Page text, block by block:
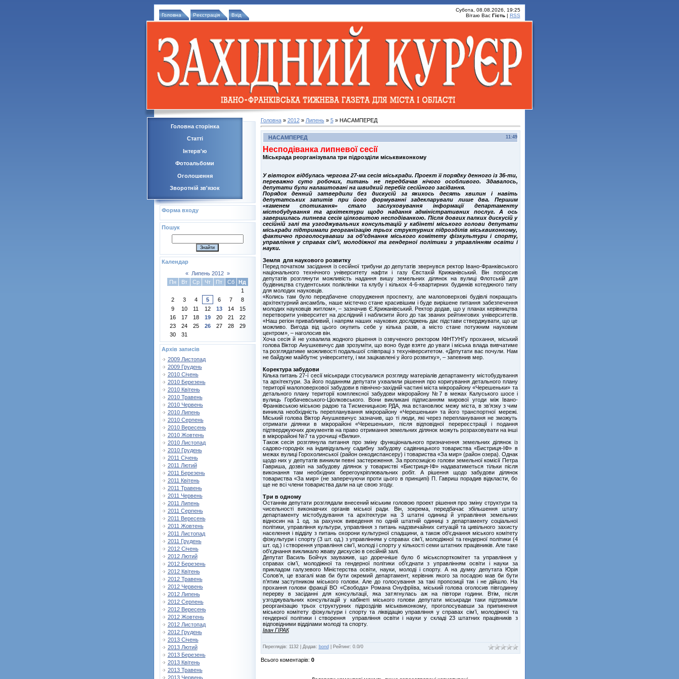
Головна Реєстрація Вхід
Субота, 08.08.2026, 19:25
Вітаю Вас Гість| RSS
Головна сторінка
Статті
Інтерв'ю
Фотоальбоми
Оголошення
Зворотній зв'язок
Форма входу
Пошук
Календар
«
Липень 2012 »
Пн
Вт Ср Чт Пт Сб
Нд
1
2
3 4 5 6 7
8
9
10 11 12 13 14
15
16
17 18 19 20 21
22
23
24 25 26 27 28
29
30
31
Архів записів
2009 Листопад
2009 Грудень
2010 Січень
2010 Березень
2010 Квітень
2010 Травень
2010 Червень
2010 Липень
2010 Серпень
2010 Вересень
2010 Жовтень
2010 Листопад
2010 Грудень
2011 Січень
2011 Лютий
2011 Березень
2011 Квітень
2011 Травень
2011 Червень
2011 Липень
2011 Серпень
2011 Вересень
2011 Жовтень
2011 Листопад
2011 Грудень
2012 Січень
2012 Лютий
2012 Березень
2012 Квітень
2012 Травень
2012 Червень
2012 Липень
2012 Серпень
2012 Вересень
2012 Жовтень
2012 Листопад
2012 Грудень
2013 Січень
2013 Лютий
2013 Березень
2013 Квітень
2013 Травень
2013 Червень
Головна» 2012 » Липень » 5» НАСАМПЕРЕД
11:49
НАСАМПЕРЕД
Несподіванка липневої сесії
Міськрада реорганізувала три підрозділи міськвиконкому
У вівторок відбулась чергова 27-ма сесія міськради. Проект її порядку денного із 36-ти,
переважно суто робочих, питань не передбачав нічого особливого. Здавалось,
депутати були налаштовані на швидкий перебіг сесійного засідання.
Порядок денний затвердили без дискусій за якихось десять хвилин і навіть
депутатських запитів при його формуванні задекларували лише два. Першим
«каменем спотикання» стало заслуховування інформації департаменту
містобудування та архітектури щодо надання адміністративних послуг. А ось
завершилась липнева сесія цілковитою несподіванкою. Після довгих палких дискусій у
сесійній залі та узгоджувальних консультацій у кабінеті міського голови депутати
міськради підтримали реорганізацію трьох структурних підрозділів міськвиконкому,
фактично проголосувавши за об’єднання міського комітету фізкультури і спорту,
управління у справах сім’ї, молодіжної та гендерної політики з управлінням освіти і
науки.
Земля для наукового розвитку
Перед початком засідання із сесійної трибуни до депутатів звернувся ректор Івано-Франківського
національного технічного університету нафти і газу Євстахій Крижанівський. Він попросив
депутатів розглянути можливість надання вишу земельних ділянок на вулиці Флотській для
будівництва студентських поліклініки та клубу і кількох 4-6-квартирних будинків котеджного типу
для молодих науковців.
«Колись там було передбачене спорудження проспекту, але малоповерхові будівлі покращать
архітектурний ансамбль, наше містечко стане красивішим і буде вирішене питання забезпечення
молодих науковців житлом», – зазначив Є.Крижанівський. Ректор додав, що у планах керівництва
перетворити університет на дослідний і наблизити його до так званих рейтингових університетів.
«Наш регіон привабливий, і напрям наших наукових досліджень дає підстави стверджувати, що це
можливо. Вигода від цього окупить себе у кілька разів, а місто стане потужним науковим
центром», – наголосив він.
Хоча сесія й не ухвалила жодного рішення із озвученого ректором ІФНТУНГу прохання, міський
голова Віктор Анушкевичус дав зрозуміти, що воно буде взяте до уваги і міська влада вивчатиме
та розглядатиме можливості подальшої співпраці з техуніверситетом. «Депутати вас почули. Нам
не байдуже майбутнє університету, і ми зацікавлені у його розвитку», – запевнив мер.
Коректура забудови
Кілька питань 27-ї сесії міськради стосувалися розгляду матеріалів департаменту містобудування
та архітектури. За його поданням депутати ухвалили рішення про коригування детального плану
території малоповерхової забудови в північно-західній частині міста мікрорайону «Черешеньки» та
детального плану території комплексної забудови мікрорайону №7 в межах Калуського шосе і
вулиць Горбачевського-Ціолковського. Вони викликані підписанням мирової угоди між Івано-
Франківською міською радою та Тисменицькою РДА, яка встановлює межу міста, в зв’язку з чим
виникла необхідність перепланування мікрорайону «Черешеньки» та його транспортної мережі.
Міський голова Віктор Анушкевичус зазначив, що ті люди, які через перепланування не зможуть
отримати ділянки в мікрорайоні «Черешеньки», після відповідної перереєстрації і подання
підтверджуючих документів на право отримання земельних ділянок можуть розраховувати на інші
в мікрорайоні №7 та урочищі «Вилки».
Також сесія розглянула питання про зміну функціонального призначення земельних ділянок із
садово-городніх на індивідуальну садибну забудову садівницького товариства «Бистриця-ІФ» в
межах вулиці Горохолинської (район онкодиспансеру) і товариства «За мир» (район озера). Однак
щодо них у депутатів виникли певні застереження. За пропозицією голови земельної комісії Петра
Гавриша, дозвіл на забудову ділянок у товаристві «Бистриця-ІФ» надаватиметься тільки після
виконання там необхідних берегоукріплювальних робіт. А рішення щодо забудови ділянок
товариства «За мир» (не заперечуючи проти цього в принципі) П. Гавриш порадив відкласти, бо
ще не всі члени товариства дали на це свою згоду.
Три в одному
Останнім депутати розглядали внесений міським головою проект рішення про зміну структури та
чисельності виконавчих органів міської ради. Він, зокрема, передбачає збільшення штату
департаменту містобудування та архітектури на 3 штатні одиниці й управління земельних
відносин на 1 од. за рахунок виведення по одній штатній одиниці з департаменту соціальної
політики, управління культури, управління з питань надзвичайних ситуацій та цивільного захисту
населення і відділу з питань охорони культурної спадщини, а також об’єднання міського комітету
фізкультури і спорту (3 шт. од.) з управлінням у справах сім’ї, молодіжної та гендерної політики (4
шт. од.) і створення управління сім’ї, молоді і спорту у кількості семи штатних працівників. Але таке
об’єднання викликало жваву дискусію в сесійній залі.
Депутат Василь Бойчук зауважив, що доречніше було б міськспорткомітет та управління у
справах сім’ї, молодіжної та гендерної політики об’єднати з управлінням освіти і науки за
прикладом галузевого Міністерства освіти, науки, молоді і спорту. А на думку депутата Юрія
Солов’я, це взагалі мав би бути окремий департамент, керівник якого за посадою мав би бути
п’ятим заступником міського голови. Але до голосування за такі пропозиції так і не дійшло. На
прохання голови фракції ВО «Свобода» Романа Онуфріїва, міський голова оголосив півгодинну
перерву в засіданні для консультації, яка затягнулась аж на півтори години. Втім, після
узгоджувальних консультацій у кабінеті міського голови депутати міськради таки підтримали
реорганізацію трьох структурних підрозділів міськвиконкому, проголосувавши за припинення
міського комітету фізкультури і спорту та ліквідацію управління у справах сім’ї, молодіжної та
гендерної політики і створення управління освіти і науки у складі 23 штатних працівників з
відповідними відділами молоді та спорту.
Іван ГІРАК
Переглядів: 1132| Додав: bond Рейтинг: 0.0/0
Всього коментарів: 0